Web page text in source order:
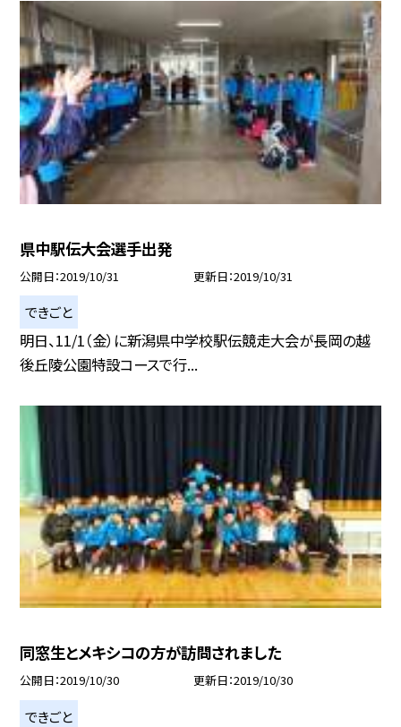
県中駅伝大会選手出発
公開日 2019/10/31 更新日 2019/10/31
できごと
明日、11/1（金）に新潟県中学校駅伝競走大会が長岡の越
後丘陵公園特設コースで行...
同窓生とメキシコの方が訪問されました
公開日 2019/10/30 更新日 2019/10/30
できごと